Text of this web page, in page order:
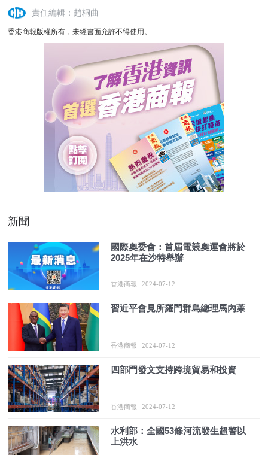
責任編輯：趙桐曲
香港商報版權所有，未經書面允許不得使用。
新聞
國際奧委會：首屆電競奧運會將於
2025年在沙特舉辦
香港商報 2024-07-12
習近平會見所羅門群島總理馬內萊
香港商報 2024-07-12
四部門發文支持跨境貿易和投資
香港商報 2024-07-12
水利部：全國53條河流發生超警以
上洪水